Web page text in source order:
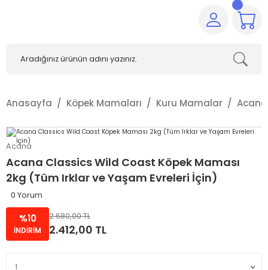
Anasayfa Köpek Mamaları Kuru Mamalar Acana
Acana
Acana Classics Wild Coast Köpek Maması
2kg (Tüm Irklar ve Yaşam Evreleri İçin)
0 Yorum
%10
İNDİRİM
2.680,00 TL
2.412,00 TL